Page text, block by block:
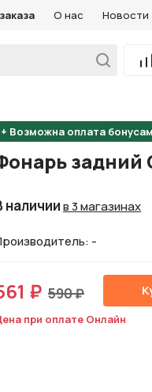
О нас Новости
+ Возможна оплата
задний
наличиив 3 магазинах
-
₽ 590 ₽
при оплате Онлайн